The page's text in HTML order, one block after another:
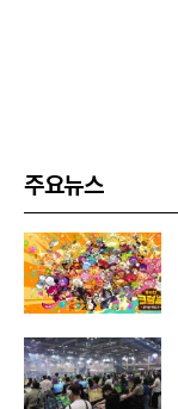
주요뉴스